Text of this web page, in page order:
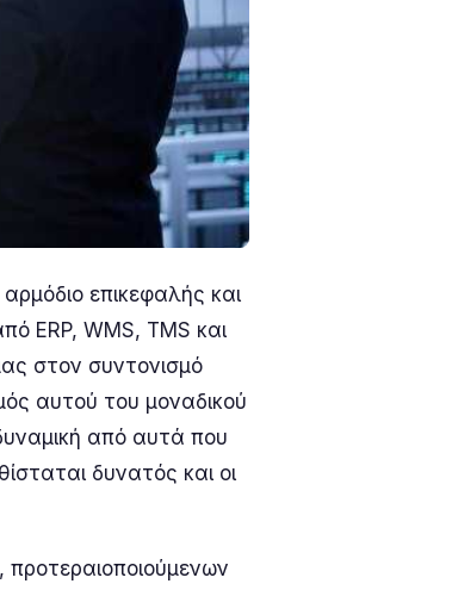
επικεφαλής και
ERP, WMS, TMS και
στον συντονισμό
αυτού του μοναδικού
από αυτά που
δυνατός και οι